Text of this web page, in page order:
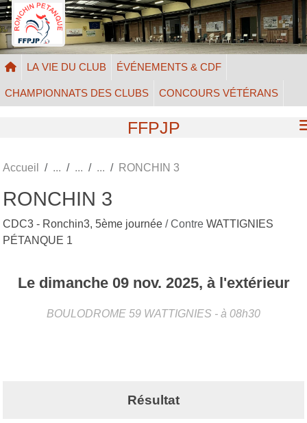
LA VIE DU CLUB ÉVÉNEMENTS & CDF
CHAMPIONNATS DES CLUBS CONCOURS VÉTÉRANS
FFPJP
Accueil RONCHIN 3
RONCHIN 3
CDC3 - Ronchin3, 5ème journée / Contre WATTIGNIES
PÉTANQUE 1
Le dimanche 09 nov. 2025, à l'extérieur
BOULODROME 59 WATTIGNIES - à 08h30
Résultat
Panneau de gestion des cookies